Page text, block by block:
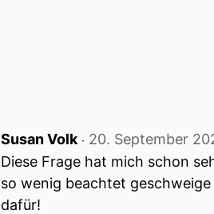
Susan Volk ‧ 20. September
Diese Frage hat mich schon
so wenig beachtet
dafür!